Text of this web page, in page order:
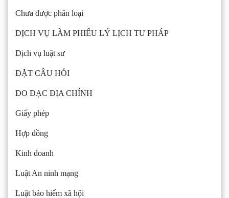
Chưa được phân loại
DỊCH VỤ LÀM PHIẾU LÝ LỊCH TƯ PHÁP
Dịch vụ luật sư
ĐẶT CÂU HỎI
ĐO ĐẠC ĐỊA CHÍNH
Giấy phép
Hợp đồng
Kinh doanh
Luật An ninh mạng
Luật bảo hiểm xã hội